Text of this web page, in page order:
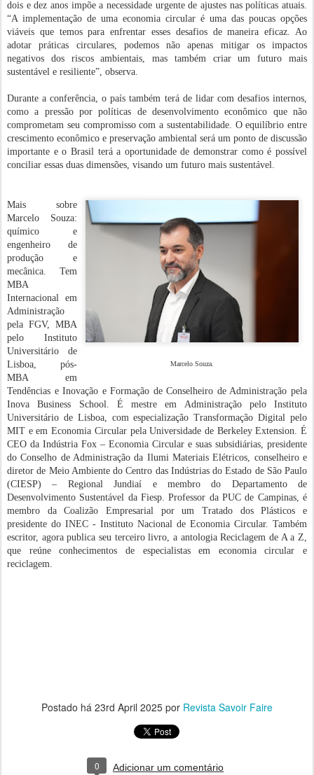
dois e dez anos impõe a necessidade urgente de ajustes nas políticas atuais.
“A implementação de uma economia circular é uma das poucas opções
viáveis que temos para enfrentar esses desafios de maneira eficaz. Ao
adotar práticas circulares, podemos não apenas mitigar os impactos
negativos dos riscos ambientais, mas também criar um futuro mais
sustentável e resiliente”, observa.
Durante a conferência, o país também terá de lidar com desafios internos,
como a pressão por políticas de desenvolvimento econômico que não
comprometam seu compromisso com a sustentabilidade. O equilíbrio entre
crescimento econômico e preservação ambiental será um ponto de discussão
importante e o Brasil terá a oportunidade de demonstrar como é possível
conciliar essas duas dimensões, visando um futuro mais sustentável.
Marcelo Souza.
Mais sobre
Marcelo Souza:
químico e
engenheiro de
produção e
mecânica. Tem
MBA
Internacional em
Administração
pela FGV, MBA
pelo Instituto
Universitário de
Lisboa, pós-
MBA em
Tendências e Inovação e Formação de Conselheiro de Administração pela
Inova Business School. É mestre em Administração pelo Instituto
Universitário de Lisboa, com especialização Transformação Digital pelo
MIT e em Economia Circular pela Universidade de Berkeley Extension. É
CEO da Indústria Fox – Economia Circular e suas subsidiárias, presidente
do Conselho de Administração da Ilumi Materiais Elétricos, conselheiro e
diretor de Meio Ambiente do Centro das Indústrias do Estado de São Paulo
(CIESP) – Regional Jundiaí e membro do Departamento de
Desenvolvimento Sustentável da Fiesp. Professor da PUC de Campinas, é
membro da Coalizão Empresarial por um Tratado dos Plásticos e
presidente do INEC - Instituto Nacional de Economia Circular. Também
escritor, agora publica seu terceiro livro, a antologia Reciclagem de A a Z,
que reúne conhecimentos de especialistas em economia circular e
reciclagem.
Postado há 23rd April 2025 por Revista Savoir Faire
0 Adicionar um comentário